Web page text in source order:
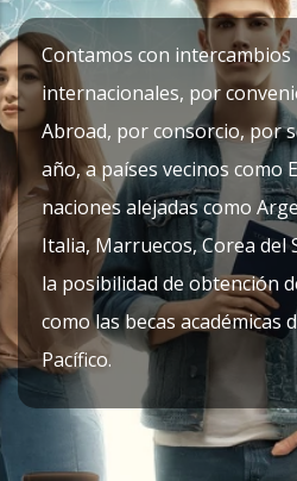
Contamos con intercambios
internacionales, por
Abroad, por consorcio, por
año, a países vecinos como
naciones alejadas como
Italia, Marruecos, Corea del
la posibilidad de obtención
como las becas académicas
Pacífico.